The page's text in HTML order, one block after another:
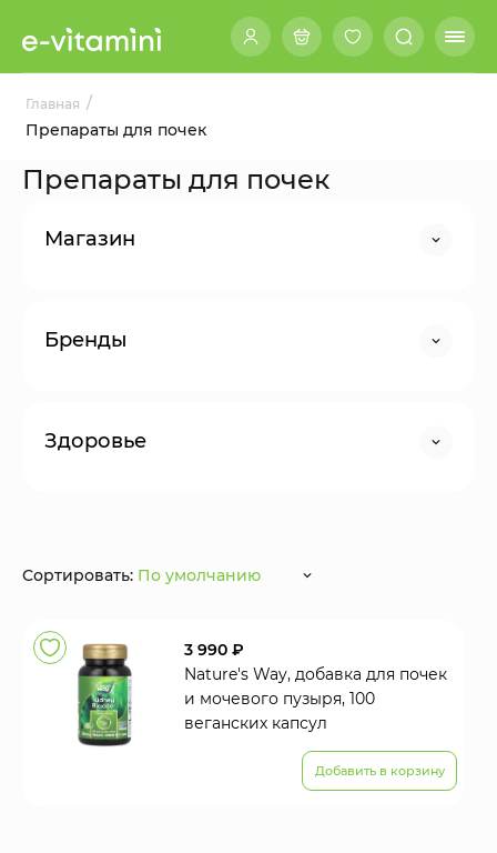
Главная /
Препараты для почек
Препараты для почек
Магазин
Бренды
Здоровье
Сортировать: По умолчанию
3 990 ₽
Nature's Way, добавка для почек
и мочевого пузыря, 100
веганских капсул
Добавить в корзину